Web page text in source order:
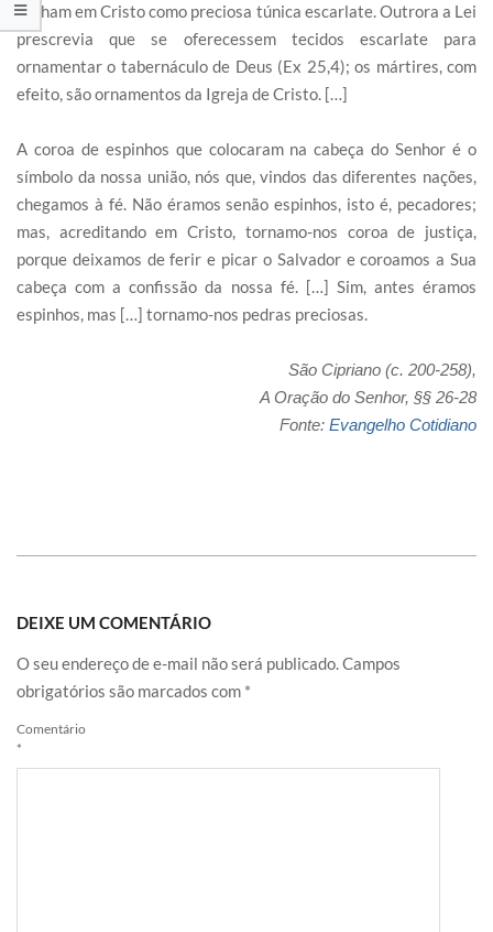
brilham em Cristo como preciosa túnica escarlate. Outrora a Lei
prescrevia que se oferecessem tecidos escarlate para
ornamentar o tabernáculo de Deus (Ex 25,4); os mártires, com
efeito, são ornamentos da Igreja de Cristo. […]
A coroa de espinhos que colocaram na cabeça do Senhor é o
símbolo da nossa união, nós que, vindos das diferentes nações,
chegamos à fé. Não éramos senão espinhos, isto é, pecadores;
mas, acreditando em Cristo, tornamo-nos coroa de justiça,
porque deixamos de ferir e picar o Salvador e coroamos a Sua
cabeça com a confissão da nossa fé. […] Sim, antes éramos
espinhos, mas […] tornamo-nos pedras preciosas.
São Cipriano (c. 200-258),
A Oração do Senhor, §§ 26-28
Fonte: Evangelho Cotidiano
DEIXE UM COMENTÁRIO
O seu endereço de e-mail não será publicado.Campos
obrigatórios são marcados com *
Comentário
*